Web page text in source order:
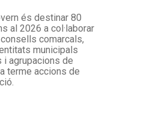
és destinar 80
al 2026 a col·laborar
comarcals,
municipals
agrupacions de
terme accions de